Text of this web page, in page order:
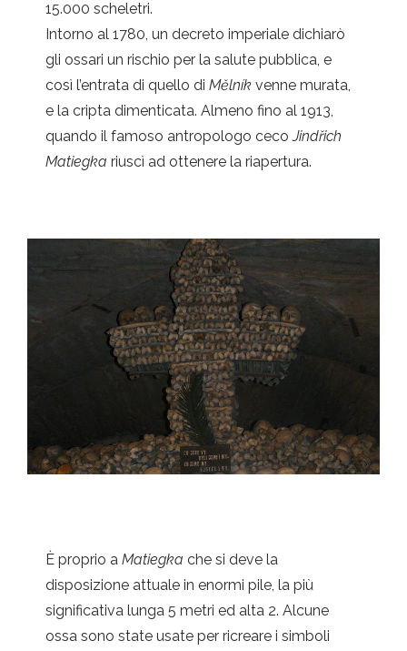
15.000 scheletri.
Intorno al 1780, un decreto imperiale dichiarò
gli ossari un rischio per la salute pubblica, e
così l’entrata di quello di Mělník venne murata,
e la cripta dimenticata. Almeno fino al 1913,
quando il famoso antropologo cecoJindřich
Matiegka riuscì ad ottenere la riapertura.
È proprio a Matiegka che si deve la
disposizione attuale in enormi pile, la più
significativa lunga 5 metri ed alta 2. Alcune
ossa sono state usate per ricreare i simboli